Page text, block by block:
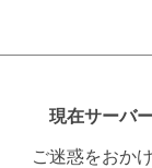
現在サーバ
ご迷惑をおか